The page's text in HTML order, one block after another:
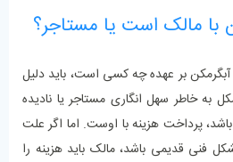
با مالک است یا مستاجر؟
آبگرمکن بر عهده چه کسی است، باید دلیل
خاطر سهل‌ انگاری مستاجر یا نادیده
پرداخت هزینه با اوست. اما اگر علت
فنی قدیمی باشد، مالک باید هزینه را